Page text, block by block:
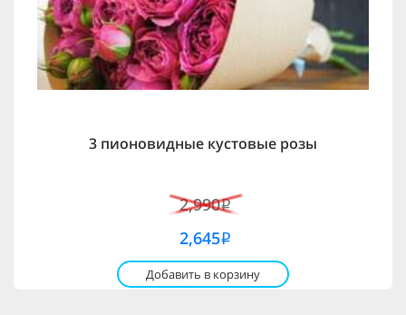
3 пионовидные кустовые розы
2,990i
2,645i
Добавить в корзину